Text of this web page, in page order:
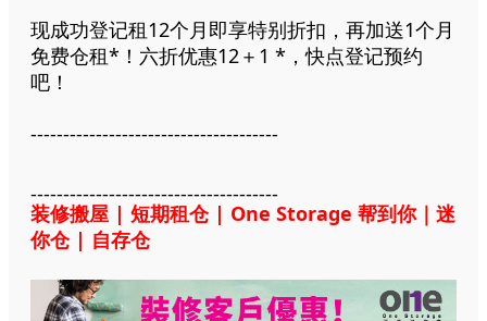
现成功登记租12个月即享特别折扣，再加送1个月
免费仓租*！六折优惠12＋1 *，快点登记预约
吧！
--------------------------------------
--------------------------------------
装修搬屋 | 短期租仓 | One Storage 帮到你｜迷
你仓 | 自存仓